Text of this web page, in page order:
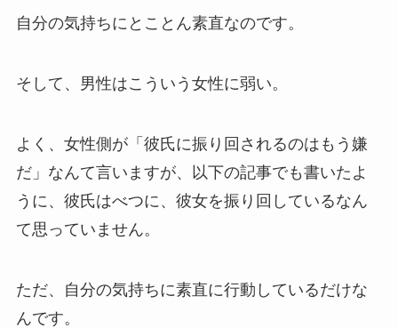
自分の気持ちにとことん素直なのです。
そして、男性はこういう女性に弱い。
よく、女性側が「彼氏に振り回されるのはもう嫌
だ」なんて言いますが、以下の記事でも書いたよ
うに、彼氏はべつに、彼女を振り回しているなん
て思っていません。
ただ、自分の気持ちに素直に行動しているだけな
んです。